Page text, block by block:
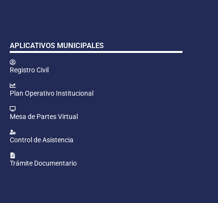
APLICATIVOS MUNICIPALES
Registro Civil
Plan Operativo Institucional
Mesa de Partes Virtual
Control de Asistencia
Trámite Documentario